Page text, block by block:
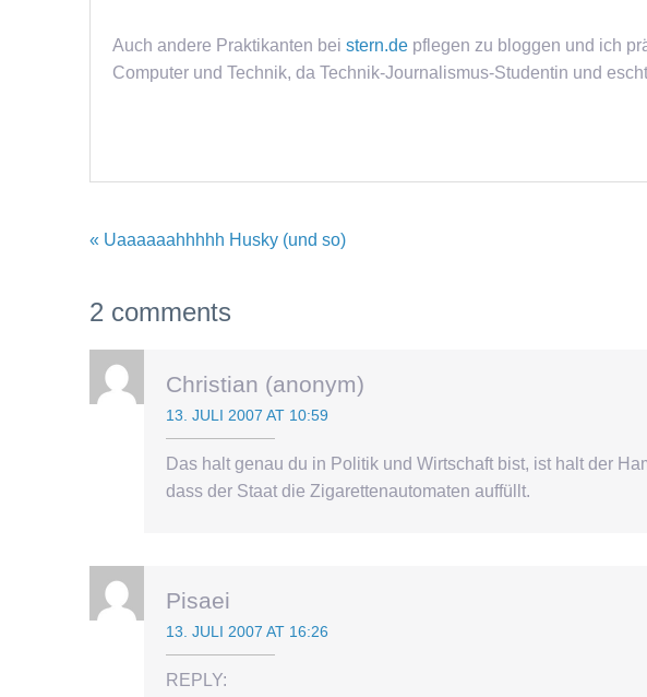
Auch andere Praktikanten bei stern.de pflegen zu bloggen und ich
Computer und Technik, da Technik-Journalismus-Studentin und
« Uaaaaaahhhhh Husky (und so)
2 comments
Christian (anonym)
13. JULI 2007 AT 10:59
Das halt genau du in Politik und Wirtschaft bist, ist halt der
dass der Staat die Zigarettenautomaten auffüllt.
Pisaei
13. JULI 2007 AT 16:26
REPLY: